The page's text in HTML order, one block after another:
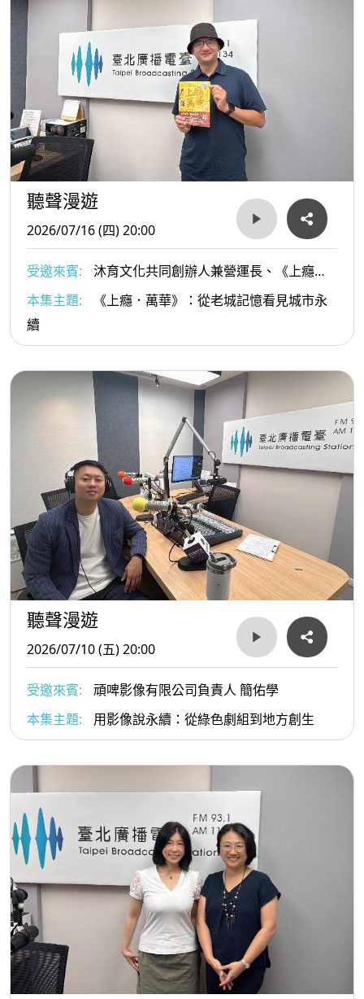
聽聲漫遊
2026/07/16 (四) 20:00
受邀來賓:
沐育文化共同創辦人兼營運長、《上癮．
萬華》作者 施景耀
本集主題:
《上癮．萬華》：從老城記憶看見城市永
續
聽聲漫遊
2026/07/10 (五) 20:00
受邀來賓:
頑啤影像有限公司負責人 簡佑學
本集主題:
用影像說永續：從綠色劇組到地方創生